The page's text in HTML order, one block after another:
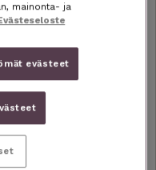
mainonta- ja
evästeet